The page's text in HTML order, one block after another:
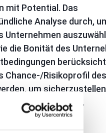
mit Potential. Das
Analyse durch,
die Bonität des
Chance-/Risikoprofil des
um
des Investors passt.